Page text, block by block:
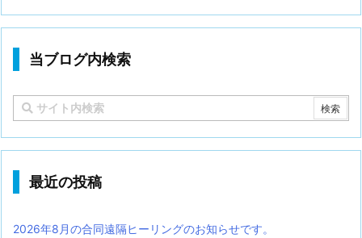
当ブログ内検索
最近の投稿
2026年8月の合同遠隔ヒーリングのお知らせです。